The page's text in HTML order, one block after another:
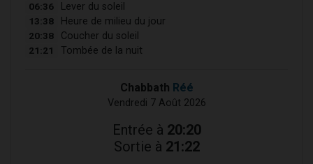
06:36 Lever du soleil
13:38 Heure de milieu du jour
20:38 Coucher du soleil
21:21 Tombée de la nuit
Chabbath Réé
Vendredi 7 Août 2026
Entrée à 20:20
Sortie à 21:22